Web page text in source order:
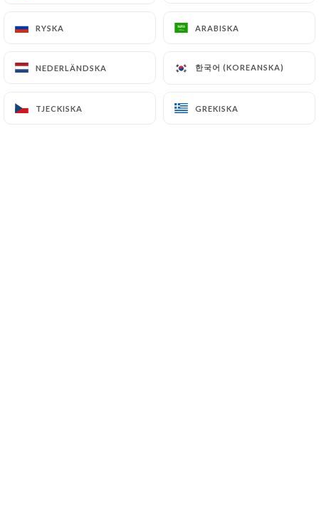
RYSKA ARABISKA
NEDERLÄNDSKA 한국어 (KOREANSKA)
TJECKISKA GREKISKA
RYSKA ARABISKA
NEDERLÄNDSKA 한국어 (KOREANSKA)
TJECKISKA GREKISKA